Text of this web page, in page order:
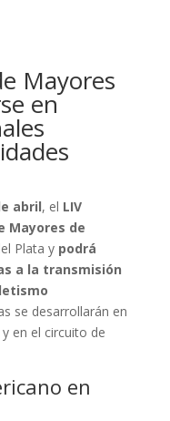
Mayores
en
abril, el LIV
Mayores de
Plata y podrá
a la transmisión
se desarrollarán en
en el circuito de
en